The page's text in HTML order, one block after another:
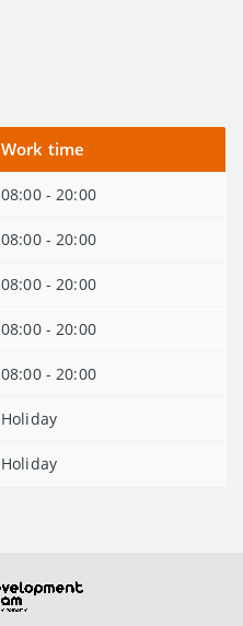
Work time
08:00 - 20:00
08:00 - 20:00
08:00 - 20:00
08:00 - 20:00
08:00 - 20:00
Holiday
Holiday